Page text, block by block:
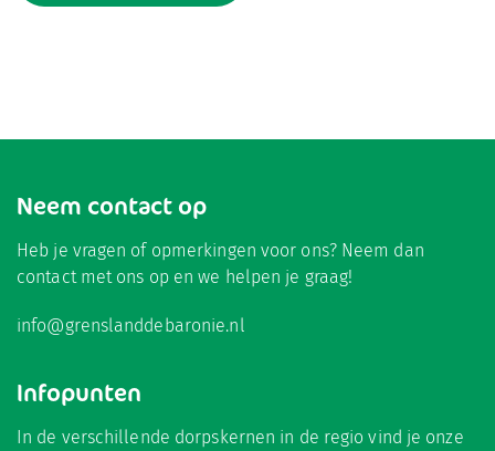
Neem contact op
Heb je vragen of opmerkingen voor ons? Neem dan
contact met ons op en we helpen je graag!
info@grenslanddebaronie.nl
Infopunten
In de verschillende dorpskernen in de regio vind je onze